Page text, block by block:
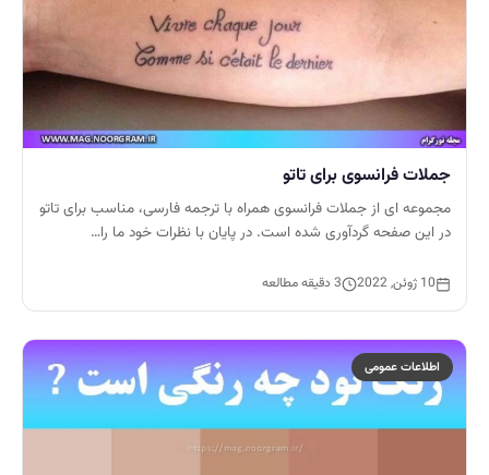
جملات فرانسوی برای تاتو
مجموعه ای از جملات فرانسوی همراه با ترجمه فارسی، مناسب برای تاتو
در این صفحه گردآوری شده است. در پایان با نظرات خود ما را…
10 ژوئن, 2022 3 دقیقه مطالعه
اطلاعات عمومی